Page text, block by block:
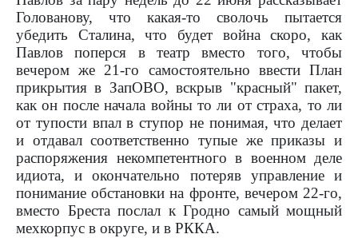
Голованову, что какая-то сволочь пытается
убедить Сталина, что будет война скоро, как
Павлов поперся в театр вместо того, чтобы
вечером же 21-го самостоятельно ввести План
прикрытия в ЗапОВО, вскрыв "красный" пакет,
как он после начала войны то ли от страха, то ли
от тупости впал в ступор не понимая, что делает
и отдавал соответственно тупые же приказы и
распоряжения некомпетентного в военном деле
идиота, и окончательно потеряв управление и
понимание обстановки на фронте, вечером 22-го,
вместо Бреста послал к Гродно самый мощный
мехкорпус в округе, и в РККА.